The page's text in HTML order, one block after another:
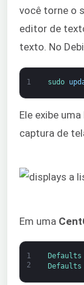
você torne o
editor de
texto. No
1 sudo
Ele exibe
captura de
Em uma
1
2
Defaults